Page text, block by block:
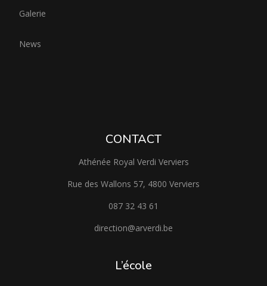
Galerie
News
CONTACT
Athénée Royal Verdi Verviers
Rue des Wallons 57, 4800 Verviers
087 32 43 61
direction@arverdi.be
L’école